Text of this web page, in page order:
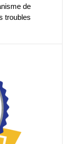
de
troubles